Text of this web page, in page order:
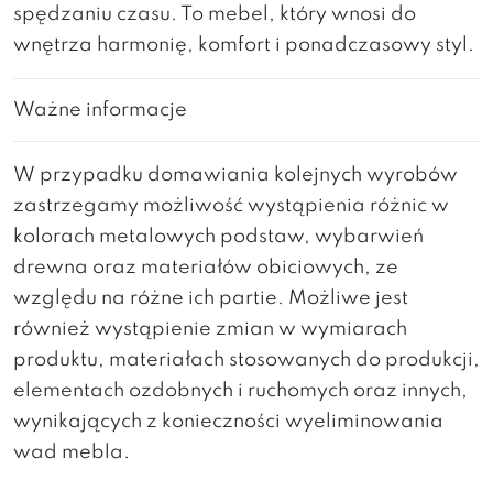
spędzaniu czasu. To mebel, który wnosi do
wnętrza harmonię, komfort i ponadczasowy styl.
Ważne informacje
W przypadku domawiania kolejnych wyrobów
zastrzegamy możliwość wystąpienia różnic w
kolorach metalowych podstaw, wybarwień
drewna oraz materiałów obiciowych, ze
względu na różne ich partie. Możliwe jest
również wystąpienie zmian w wymiarach
produktu, materiałach stosowanych do produkcji,
elementach ozdobnych i ruchomych oraz innych,
wynikających z konieczności wyeliminowania
wad mebla.